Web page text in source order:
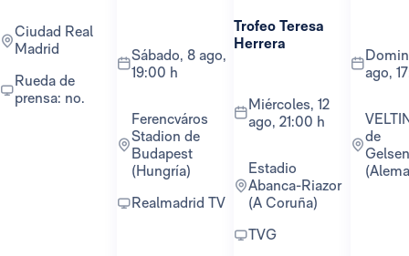
Ciudad Real
Madrid
Rueda de
prensa: no.
sábado, 8 ago,
19:00 h
Ferencváros
Stadion de
Budapest
(Hungría)
Realmadrid TV
Trofeo Teresa
Herrera
miércoles, 12
ago, 21:00 h
Estadio
Abanca-Riazor
(A Coruña)
TVG
domingo, 16
ago,
VELTINS-Arena
de